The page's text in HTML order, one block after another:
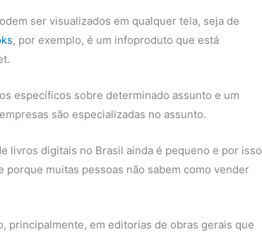
ser visualizados em qualquer tela, seja de
, por exemplo, é um infoproduto que está
específicos sobre determinado assunto e um
são especializadas no assunto.
livros digitais no Brasil ainda é pequeno e por isso
muitas pessoas não sabem como vender
principalmente, em editorias de obras gerais que